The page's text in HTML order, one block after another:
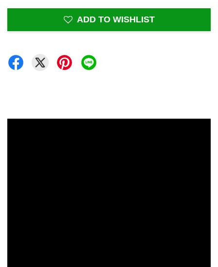
ADD TO WISHLIST